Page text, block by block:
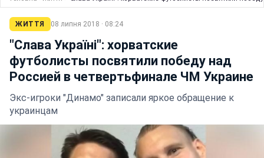
ЖИТТЯ 08 липня 2018 · 08:24
"Слава Україні": хорватские
футболисты посвятили победу над
Россией в четвертьфинале ЧМ Украине
Экс-игроки "Динамо" записали яркое обращение к
украинцам